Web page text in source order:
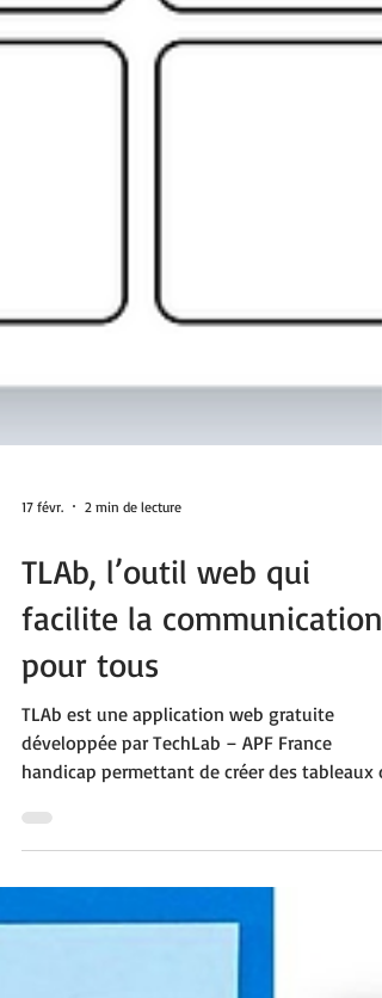
17 févr. 2 min de lecture
TLAb, l’outil web qui
facilite la communication
pour tous
TLAb est une application web gratuite
handicap permettant de créer des tableaux
langage assisté. Destinée aux familles,
enseignants et professionnels du médico-